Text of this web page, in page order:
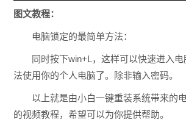
图文教程：
电脑锁定的最简单方法：
同时按下win+L，这样可以快速进入电
法使用你的个人电脑了。除非输入密码。
以上就是由小白一键重装系统带来的
的视频教程，希望可以为你提供帮助。